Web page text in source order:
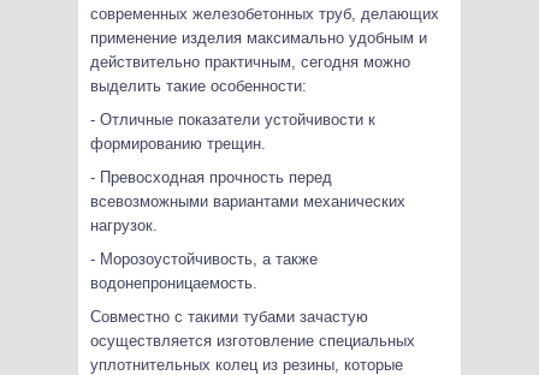
современных железобетонных труб, делающих
применение изделия максимально удобным и
действительно практичным, сегодня можно
выделить такие особенности:
- Отличные показатели устойчивости к
формированию трещин.
- Превосходная прочность перед
всевозможными вариантами механических
нагрузок.
- Морозоустойчивость, а также
водонепроницаемость.
Совместно с такими тубами зачастую
осуществляется изготовление специальных
уплотнительных колец из резины, которые